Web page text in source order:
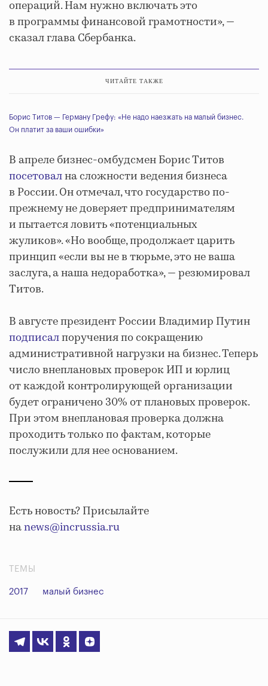
операций. Нам нужно включать это
в программы финансовой грамотности», —
сказал глава Сбербанка.
ЧИТАЙТЕ ТАКЖЕ
Борис Титов — Герману Грефу: «Не надо наезжать на малый бизнес.
Он платит за ваши ошибки»
В апреле бизнес-омбудсмен Борис Титов
посетовална сложности ведения бизнеса
в России. Он отмечал, что государство по-
прежнему не доверяет предпринимателям
и пытается ловить «потенциальных
жуликов». «Но вообще, продолжает царить
принцип «если вы не в тюрьме, это не ваша
заслуга, а наша недоработка», — резюмировал
Титов.
В августе президент России Владимир Путин
подписалпоручения по сокращению
административной нагрузки на бизнес. Теперь
число внеплановых проверок ИП и юрлиц
от каждой контролирующей организации
будет ограничено 30% от плановых проверок.
При этом внеплановая проверка должна
проходить только по фактам, которые
послужили для нее основанием.
Есть новость? Присылайте
наnews@incrussia.ru
ТЕМЫ
2017 малый бизнес